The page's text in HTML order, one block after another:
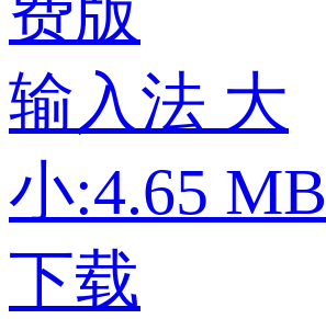
费版
输入法 大
小:4.65 MB
下载